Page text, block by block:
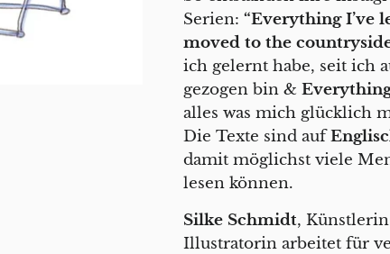
Serien: “Everything I’ve
moved to the
ich gelernt habe, seit ich
gezogen bin &
alles was mich glücklich
Die Texte sind auf
damit möglichst viele
lesen können.
Silke Schmidt,
Illustratorin arbeitet für